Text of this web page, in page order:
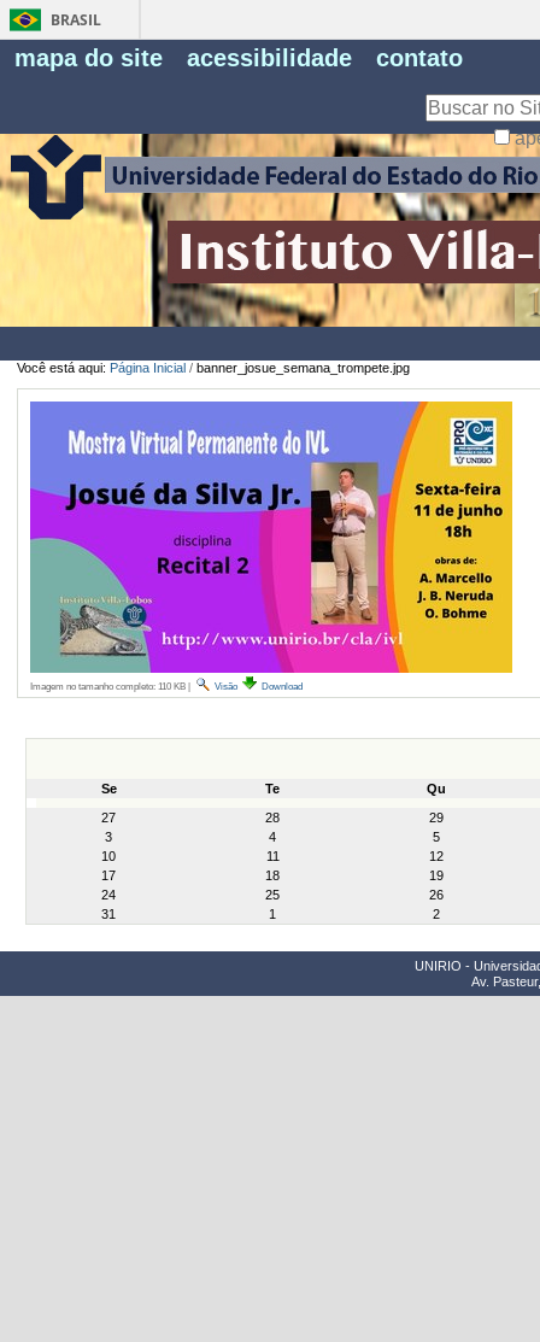
BRASIL
mapa do site acessibilidade contato
Você está aqui: Página Inicial / banner_josue_semana_trompete.jpg
Imagem no tamanho completo: 110 KB| Visão Download
Se Te
Qu
27
28
29
3
4
5
10
11
12
17
18
19
24
25
26
31
1 2
UNIRIO -
Av.